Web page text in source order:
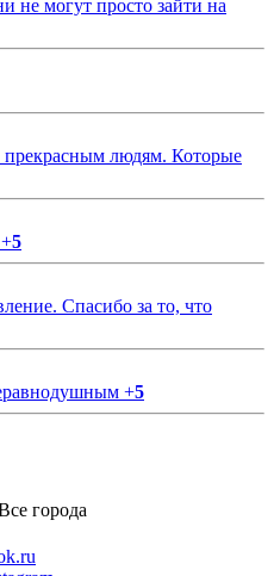
не могут просто зайти на
людям. Которые
+5
Спасибо за то, что
+5
города